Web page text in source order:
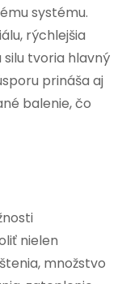
systému.
rýchlejšia
tvoria hlavný
prináša aj
balenie, čo
nielen
množstvo